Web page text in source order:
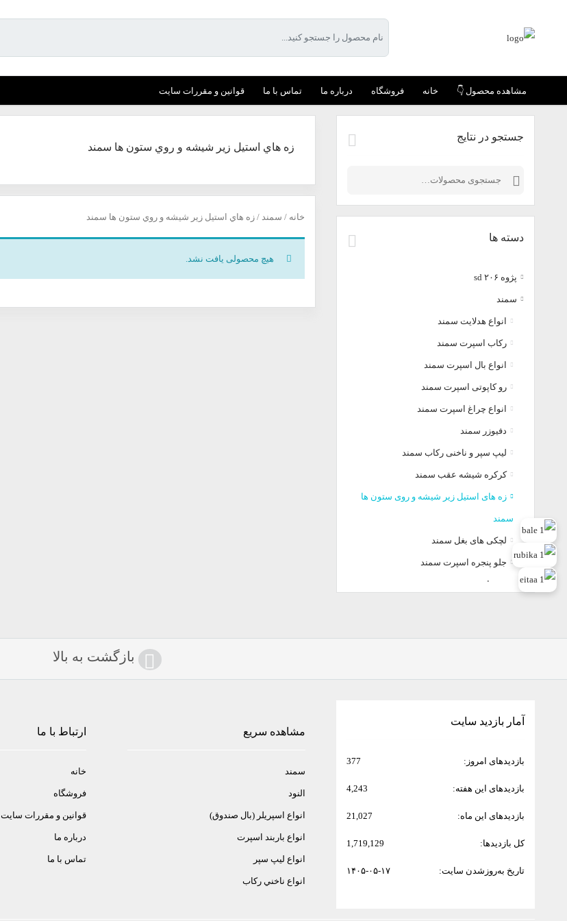
مشاهده محصول 👇 خانه فروشگاه درباره ما تماس با ما قوانین و مقررات سایت
زه هاي استيل زير شيشه و روي ستون ها سمند
خانه / سمند / زه هاي استيل زير شيشه و روي ستون ها سمند
هیچ محصولی یافت نشد.
جستجو در نتایج
جستجو
دسته ها
پژوه ٢٠۶ sd
سمند
انواع هدلایت سمند
رکاب اسپرت سمند
انواع بال اسپرت سمند
رو کاپوتی اسپرت سمند
انواع چراغ اسپرت سمند
دفیوزر سمند
لیپ سپر و ناخنی رکاب سمند
کرکره شیشه عقب سمند
زه های استیل زیر شیشه و روی ستون ها
سمند
لچکی های بغل سمند
جلو پنجره اسپرت سمند
سپر اسپرت سمند
پژوه ٢٠۶
پراید
رانا
انواع ناخنی رکاب
بازگشت به بالا
آمار بازدید سایت
بازدیدهای امروز: 377
بازدیدهای این هفته: 4,243
بازدیدهای این ماه: 21,027
کل بازدیدها: 1,719,129
تاریخ به‌روزشدن سایت: ۱۴۰۵-۰۵-۱۷
مشاهده سریع
سمند
النود
انواع اسپريلر (بال صندوق)
انواع باربند اسپرت
انواع ليپ سپر
انواع ناخني ركاب
ارتباط با ما
خانه
فروشگاه
قوانین و مقررات سایت
درباره ما
تماس با ما